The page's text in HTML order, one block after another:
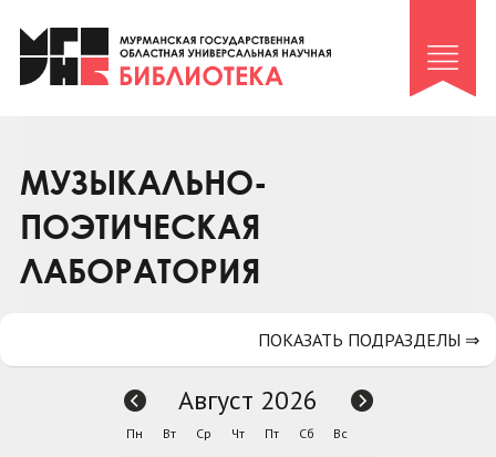
Клуб «Гиря и сельдерей»
Клуб «Семейный архив»
Коллегам
Контакты
МУЗЫКАЛЬНО-
ПОЭТИЧЕСКАЯ
ЛАБОРАТОРИЯ
ПОКАЗАТЬ ПОДРАЗДЕЛЫ ⇒
Август 2026
Пн Вт Ср Чт Пт Сб Вс